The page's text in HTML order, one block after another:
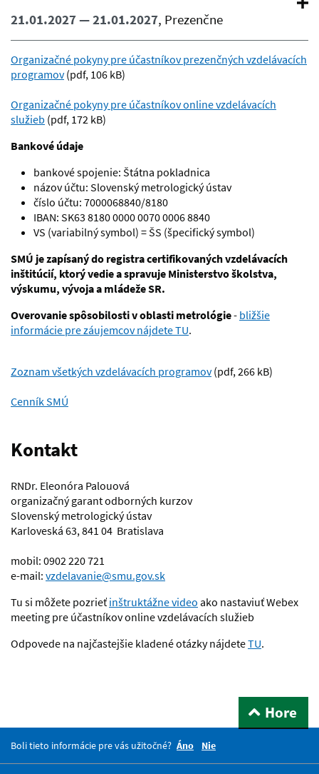
21.01.2027 — 21.01.2027, Prezenčne
Organizačné pokyny pre účastníkov prezenčných vzdelávacích
programov(pdf, 106 kB)
Organizačné pokyny pre účastníkov online vzdelávacích
služieb (pdf, 172 kB)
Bankové údaje
bankové spojenie: Štátna pokladnica
názov účtu: Slovenský metrologický ústav
číslo účtu: 7000068840/8180
IBAN: SK63 8180 0000 0070 0006 8840
VS (variabilný symbol) = ŠS (špecifický symbol)
SMÚ jezapísaný do registra certifikovaných vzdelávacích
inštitúcií, ktorý vedie a spravuje Ministerstvo školstva,
výskumu, vývoja a mládeže SR.
Overovanie spôsobilosti v oblasti metrológie- bližšie
informácie pre záujemcov nájdete TU.
Zoznam všetkých vzdelávacích programov(pdf, 266 kB)
Cenník SMÚ
Kontakt
RNDr. Eleonóra Palouová
organizačný garant odborných kurzov
Slovenský metrologický ústav
Karloveská 63, 841 04 Bratislava
mobil: 0902 220 721
e-mail: vzdelavanie@smu.gov.sk
Tu si môžete pozrieť inštruktážne video ako nastaviuť Webex
meeting pre účastníkov online vzdelávacích služieb
Odpovede na najčastejšie kladené otázky nájdeteTU.
Hore
Boli tieto informácie pre vás užitočné? Áno Nie